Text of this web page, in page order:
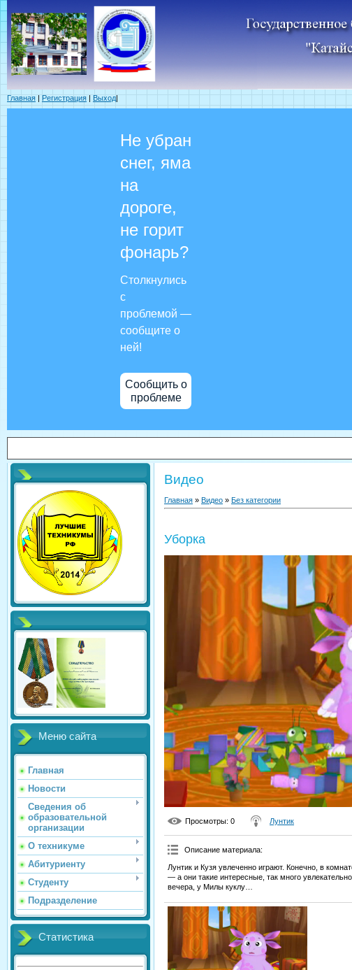
Главная | Регистрация | Выход|
Не убран
снег, яма
на
дороге,
не горит
фонарь?
Столкнулись
с
проблемой —
сообщите о
ней!
Сообщить о
проблеме
Меню сайта
Главная
Новости
Сведения об
образовательной
организации
О техникуме
Абитуриенту
Студенту
Подразделение
Статистика
Видео
Главная » Видео » Без категории
Уборка
Просмотры: 0 Лунтик
Описание материала:
Лунтик и Кузя увлеченно играют. Конечно, в
— а они такие интересные, так много
вечера, у Милы куклу…